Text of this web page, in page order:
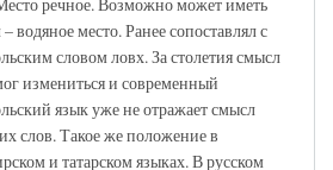
водяное место. Ранее сопоставлял с
словом ловх. За столетия смысл
измениться и современный
язык уже не отражает смысл
слов. Такое же положение в
и татарском языках. В русском